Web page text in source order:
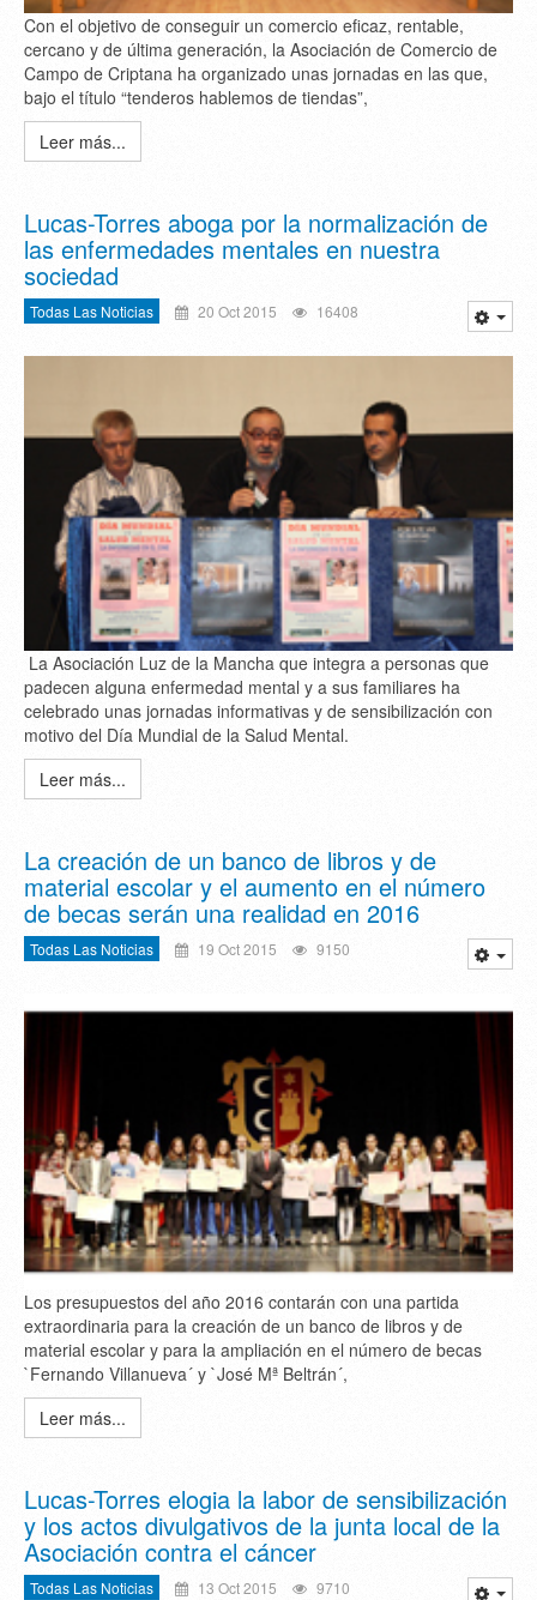
Con el objetivo de conseguir un comercio eficaz, rentable,
cercano y de última generación, la Asociación de Comercio de
Campo de Criptana ha organizado unas jornadas en las que,
bajo el título “tenderos hablemos de tiendas”,
Leer más...
Lucas-Torres aboga por la normalización de
las enfermedades mentales en nuestra
sociedad
Todas Las Noticias 20 Oct 2015 16408
La Asociación Luz de la Mancha que integra a personas que
padecen alguna enfermedad mental y a sus familiares ha
celebrado unas jornadas informativas y de sensibilización con
motivo del Día Mundial de la Salud Mental.
Leer más...
La creación de un banco de libros y de
material escolar y el aumento en el número
de becas serán una realidad en 2016
Todas Las Noticias 19 Oct 2015 9150
Los presupuestos del año 2016 contarán con una partida
extraordinaria para la creación de un banco de libros y de
material escolar y para la ampliación en el número de becas
`Fernando Villanueva´ y `José Mª Beltrán´,
Leer más...
Lucas-Torres elogia la labor de sensibilización
y los actos divulgativos de la junta local de la
Asociación contra el cáncer
Todas Las Noticias 13 Oct 2015 9710